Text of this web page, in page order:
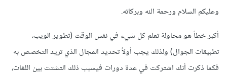
وعليكم السلام ورحمة الله وبركاته.
أكبر خطأ هو محاولة تعلم كل شيء في نفس الوقت (تطوير الويب،
تطبيقات الجوال) ولذلك يجب أولاً تحديد المجال الذي تريد التخصص به
فكما ذكرت أنك اشتركت في عدة دورات فيسبب ذلك التشتت بين اللغات،